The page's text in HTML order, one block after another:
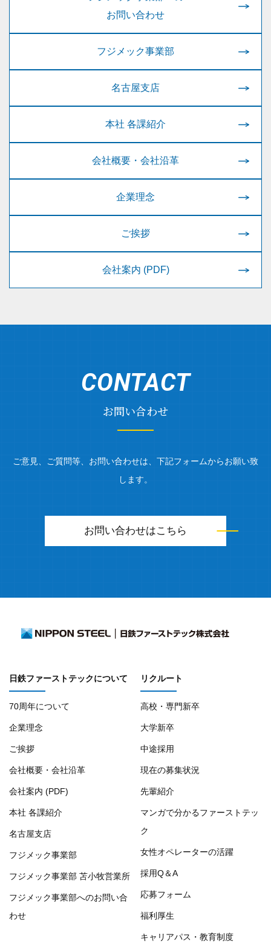
お問い合わせ
フジメック事業部
名古屋支店
本社 各課紹介
会社概要・会社沿革
企業理念
ご挨拶
会社案内 (PDF)
CONTACT
お問い合わせ
ご意見、ご質問等、お問い合わせは、下記フォームからお願い致
します。
お問い合わせはこちら
日鉄ファーストテックについて
70周年について
企業理念
ご挨拶
会社概要・会社沿革
会社案内 (PDF)
本社 各課紹介
名古屋支店
フジメック事業部
フジメック事業部 苫小牧営業所
フジメック事業部へのお問い合
わせ
リクルート
高校・専門新卒
大学新卒
中途採用
現在の募集状況
先輩紹介
マンガで分かるファーストテッ
ク
女性オペレーターの活躍
採用Q＆A
応募フォーム
福利厚生
キャリアパス・教育制度